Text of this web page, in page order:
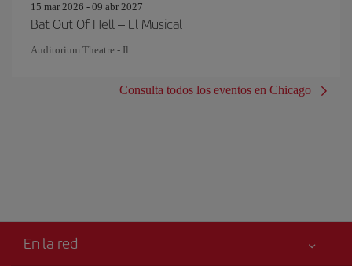
15 mar 2026 - 09 abr 2027
Bat Out Of Hell – El Musical
Auditorium Theatre - Il
Consulta todos los eventos en Chicago
En la red